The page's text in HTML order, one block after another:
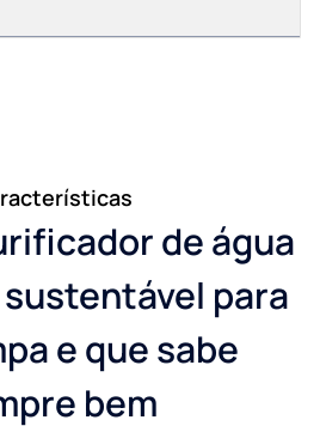
de água
para
e que sabe
bem